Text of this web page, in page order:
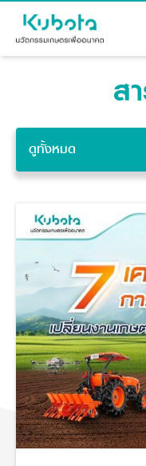
สินค้า
แทรกเตอร์
อุปกรณ์ต่อพ่วงแทรกเตอร์
รถเกี่ยวนวดข้าว
รถดำนา
ชุดอุปกรณ์เสริมรถดำนา
เครื่องยนต์ดีเซล
รถไถ
สินค้าอื่น ๆ
เครื่องจักรกลก่อสร้าง
รถขุดขนาดเล็ก
อุปกรณ์ต่อพ่วงรถขุด
โปรโมชัน
สาระความรู้
ผู้แทนจำหน่าย
เครื่องจักรกลการเกษตร
เครื่องจักรกลการเกษตร
ศูนย์จำหน่ายกล้าแผ่นฯ
ศูนย์จำหน่ายกล้าแผ่นคูโบ
สิ่งที่ผู้ลงทุนจะได้รับ
การลงทุนรายได้และจุดคุ้
วัสดุอุปกรณ์
ข้อมูลองค์กร
รู้จักสยามคูโบต้า
ประวัติบริษัท
วิสัยทัศน์และนโยบาย
4 หัวใจหลักของธุรกิจ
มาตรฐานสู่ความเป็นผู้นำใ
สมัครงาน
สมัครงานคูโบต้า
ตำแหน่งงานว่าง
นักศึกษาฝึกงาน
สวัสดิการพนักงาน
ข่าวสาร
ข่าวสาร
ข่าวและกิจกรรมที่แนะนำ
ออนไลน์โชว์รู
ส
ดูทั้งหมด
โด
รอ
ร
ก
โครงการ